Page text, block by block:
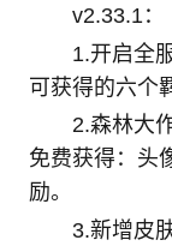
v2.33.1：
1.开启全
可获得的六个
2.森林大
免费获得：头
励。
3.新增皮